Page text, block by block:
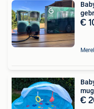
€
€